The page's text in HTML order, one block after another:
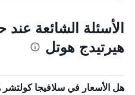
الأسئلة الشائعة
هيرتيدج هوتل
هل الأسعار في سلافيجا كولتشر